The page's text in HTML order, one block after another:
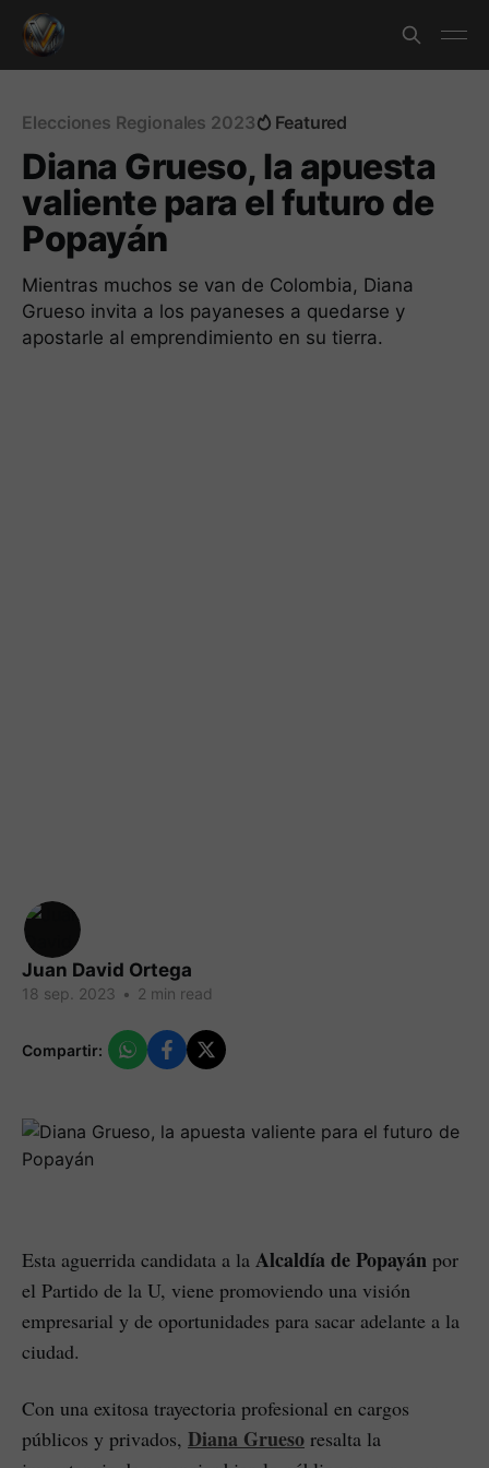
Elecciones Regionales 2023 Featured
Diana Grueso, la apuesta
valiente para el futuro de
Popayán
Mientras muchos se van de Colombia, Diana
Grueso invita a los payaneses a quedarse y
apostarle al emprendimiento en su tierra.
Juan David Ortega
18 sep. 2023 • 2 min read
Compartir:
Esta aguerrida candidata a la Alcaldía de Popayán por
el Partido de la U, viene promoviendo una visión
empresarial y de oportunidades para sacar adelante a la
ciudad.
Con una exitosa trayectoria profesional en cargos
públicos y privados, Diana Grueso resalta la